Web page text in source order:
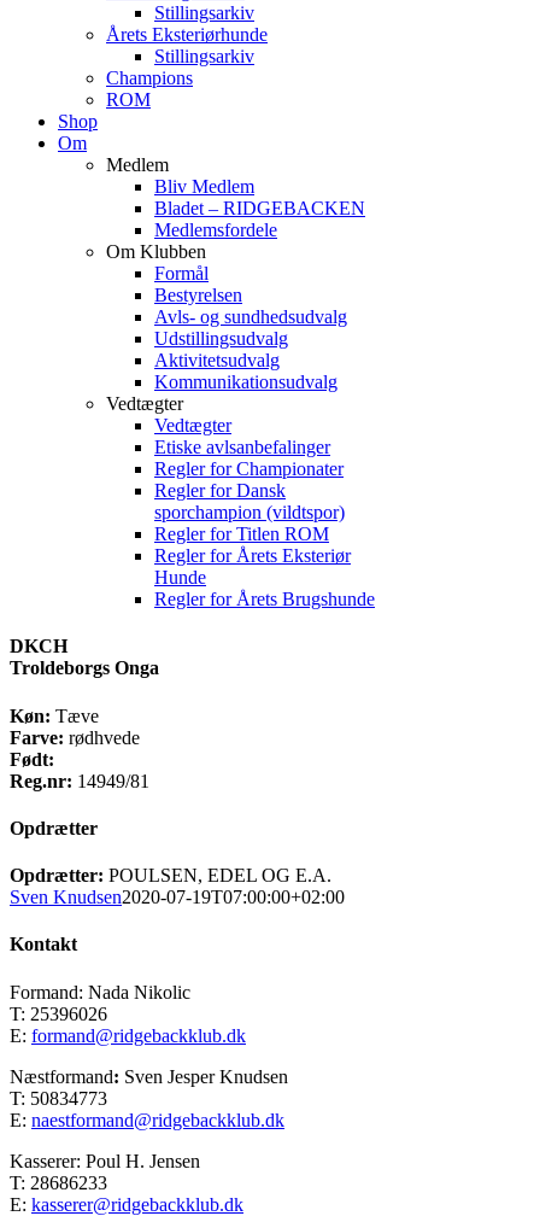
Stillingsarkiv
Årets Eksteriørhunde
Stillingsarkiv
Champions
ROM
Shop
Om
Medlem
Bliv Medlem
Bladet – RIDGEBACKEN
Medlemsfordele
Om Klubben
Formål
Bestyrelsen
Avls- og sundhedsudvalg
Udstillingsudvalg
Aktivitetsudvalg
Kommunikationsudvalg
Vedtægter
Vedtægter
Etiske avlsanbefalinger
Regler for Championater
Regler for Dansk
sporchampion (vildtspor)
Regler for Titlen ROM
Regler for Årets Eksteriør
Hunde
Regler for Årets Brugshunde
DKCH
Troldeborgs Onga
Køn: Tæve
Farve: rødhvede
Født:
Reg.nr: 14949/81
Opdrætter
Opdrætter: POULSEN, EDEL OG E.A.
Sven Knudsen2020-07-19T07:00:00+02:00
Kontakt
Formand: Nada Nikolic
T: 25396026
E: formand@ridgebackklub.dk
Næstformand: Sven Jesper Knudsen
T: 50834773
E: naestformand@ridgebackklub.dk
Kasserer: Poul H. Jensen
T: 28686233
E: kasserer@ridgebackklub.dk